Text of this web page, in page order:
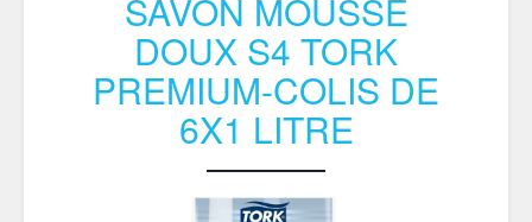
SAVON MOUSSE
DOUX S4 TORK
PREMIUM-COLIS DE
6X1 LITRE